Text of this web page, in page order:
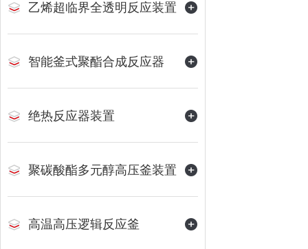
乙烯超临界全透明反应装置
智能釜式聚酯合成反应器
绝热反应器装置
聚碳酸酯多元醇高压釜装置
高温高压逻辑反应釜